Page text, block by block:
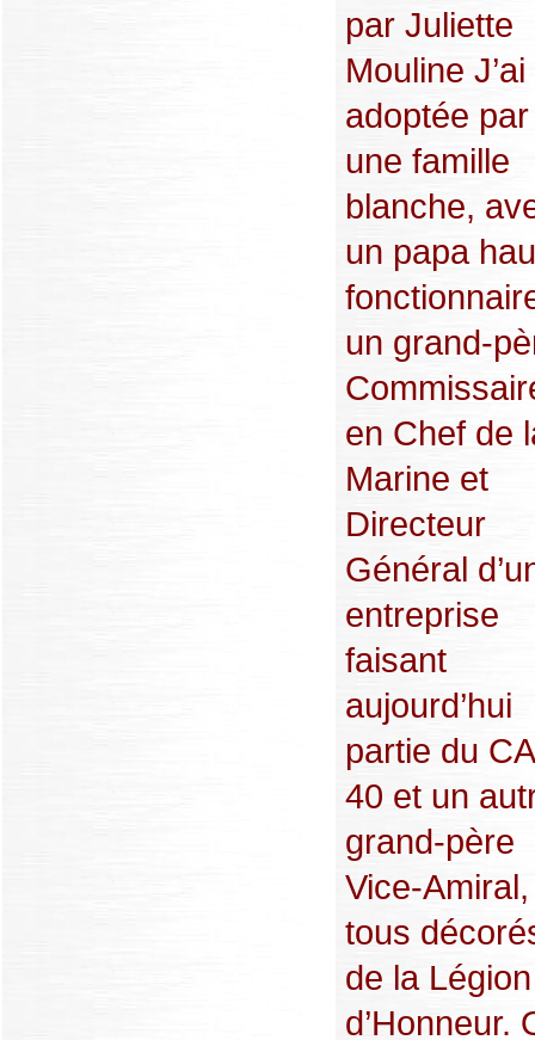
par Juliette
Mouline
adoptée par
une famille
blanche,
un papa
un grand-
en Chef de
Marine et
Directeur
Général
entreprise
faisant
aujourd’hui
partie du
40 et un
grand-père
Vice-Amiral,
tous
de la Légion
d’Honneur.